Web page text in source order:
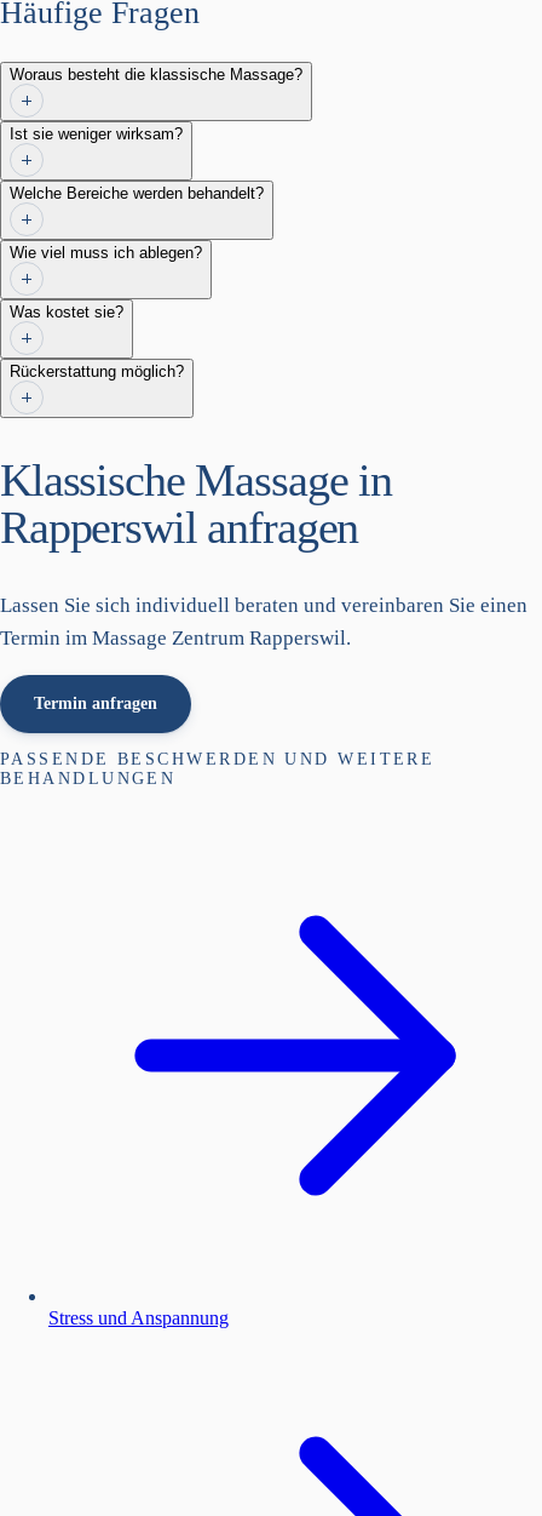
Häufige Fragen
Woraus besteht die klassische Massage?
Ist sie weniger wirksam?
Welche Bereiche werden behandelt?
Wie viel muss ich ablegen?
Was kostet sie?
Rückerstattung möglich?
Klassische Massage in
Rapperswil anfragen
Lassen Sie sich individuell beraten und vereinbaren Sie einen
Termin im Massage Zentrum Rapperswil.
Termin anfragen
PASSENDE BESCHWERDEN UND WEITERE
BEHANDLUNGEN
Stress und Anspannung